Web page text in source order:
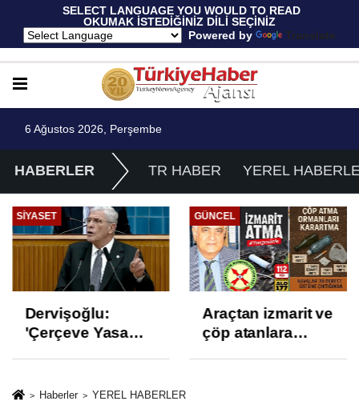
SELECT LANGUAGE YOU WOULD TO READ
OKUMAK İSTEDİĞİNİZ DİLİ SEÇİNİZ
Powered by
Translate
6 Ağustos 2026, Perşembe
HABERLER TR HABER YEREL
SIYASET
Dervişoğlu:
'Çerçeve Yasa
ve İhanet
GÜNCEL
Araçtan izmarit ve
çöp atanlara
Haberler YEREL HABERLER